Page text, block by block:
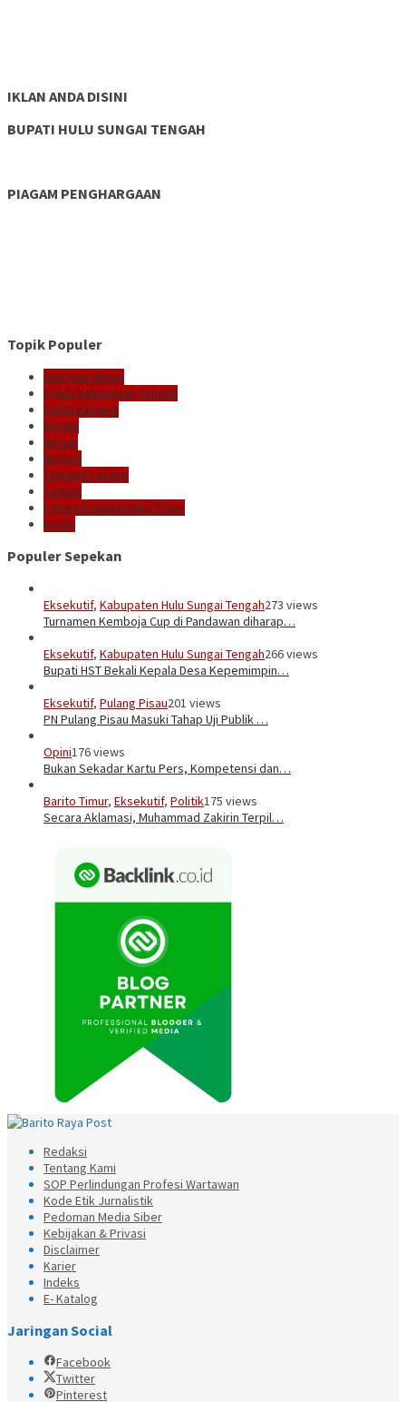
IKLAN ANDA DISINI
BUPATI HULU SUNGAI TENGAH
PIAGAM PENGHARGAAN
Topik Populer
Giat Kepolisian
Polda Kalimantan Tengah
Polda Kalteng
Bartim
Barsel
Buntok
Tamiang Layang
Sampit
Polres Kotawaringin Timur
Kotim
Populer Sepekan
Eksekutif, Kabupaten Hulu Sungai Tengah273 views
Turnamen Kemboja Cup di Pandawan diharap…
Eksekutif, Kabupaten Hulu Sungai Tengah266 views
Bupati HST Bekali Kepala Desa Kepemimpin…
Eksekutif, Pulang Pisau201 views
PN Pulang Pisau Masuki Tahap Uji Publik …
Opini176 views
Bukan Sekadar Kartu Pers, Kompetensi dan…
Barito Timur, Eksekutif, Politik175 views
Secara Aklamasi, Muhammad Zakirin Terpil…
Redaksi
Tentang Kami
SOP Perlindungan Profesi Wartawan
Kode Etik Jurnalistik
Pedoman Media Siber
Kebijakan & Privasi
Disclaimer
Karier
Indeks
E- Katalog
Jaringan Social
Facebook
Twitter
Pinterest